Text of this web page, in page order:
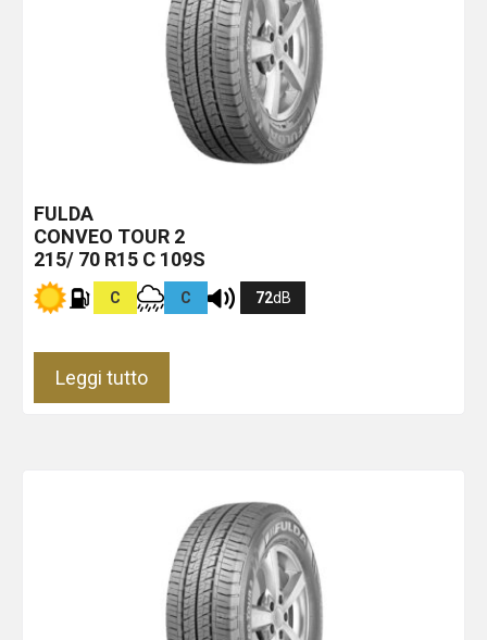
FULDA
CONVEO TOUR 2
215/ 70 R15 C 109S
C C 72dB
Leggi tutto